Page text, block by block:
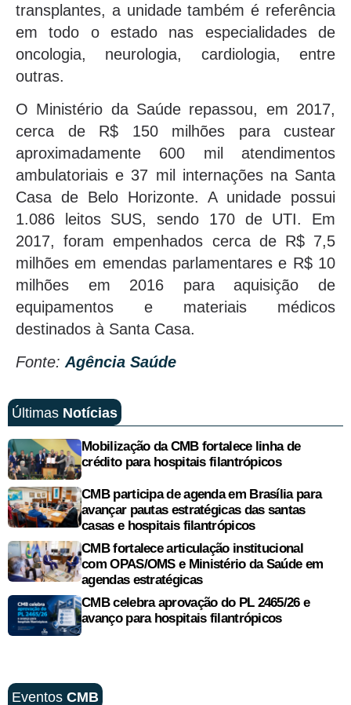
transplantes, a unidade também é referência
em todo o estado nas especialidades de
oncologia, neurologia, cardiologia, entre
outras.
O Ministério da Saúde repassou, em 2017,
cerca de R$ 150 milhões para custear
aproximadamente 600 mil atendimentos
ambulatoriais e 37 mil internações na Santa
Casa de Belo Horizonte. A unidade possui
1.086 leitos SUS, sendo 170 de UTI. Em
2017, foram empenhados cerca de R$ 7,5
milhões em emendas parlamentares e R$ 10
milhões em 2016 para aquisição de
equipamentos e materiais médicos
destinados à Santa Casa.
Fonte: Agência Saúde
Últimas Notícias
Mobilização da CMB fortalece linha de
crédito para hospitais filantrópicos
CMB participa de agenda em Brasília para
avançar pautas estratégicas das santas
casas e hospitais filantrópicos
CMB fortalece articulação institucional
com OPAS/OMS e Ministério da Saúde em
agendas estratégicas
CMB celebra aprovação do PL 2465/26 e
avanço para hospitais filantrópicos
Eventos CMB